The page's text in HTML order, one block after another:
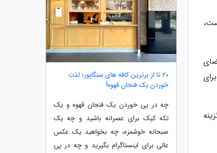
20 تا از برترین کافه های سنگاپور؛ لذت
خوردن یک فنجان قهوه!
چه در پی خوردن یک فنجان قهوه و یک
تکه کیک برای عصرانه باشید و چه یک
صبحانه خوشمزه، چه بخواهید یک عکس
عالی برای اینستاگرام بگیرید و چه در پی